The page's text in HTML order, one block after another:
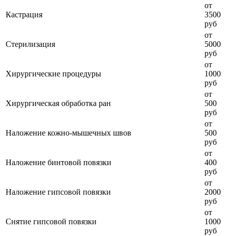
Кастрация
от
3500
руб
Стерилизация
от
5000
руб
Хирургические процедуры
от
1000
руб
Хирургическая обработка ран
от
500
руб
Наложение кожно-мышечных швов
от
500
руб
Наложение бинтовой повязки
от
400
руб
Наложение гипсовой повязки
от
2000
руб
Снятие гипсовой повязки
от
1000
руб